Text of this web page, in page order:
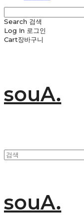
Search 검색
Log In 로그인
Cart장바구니
souA.
souA.